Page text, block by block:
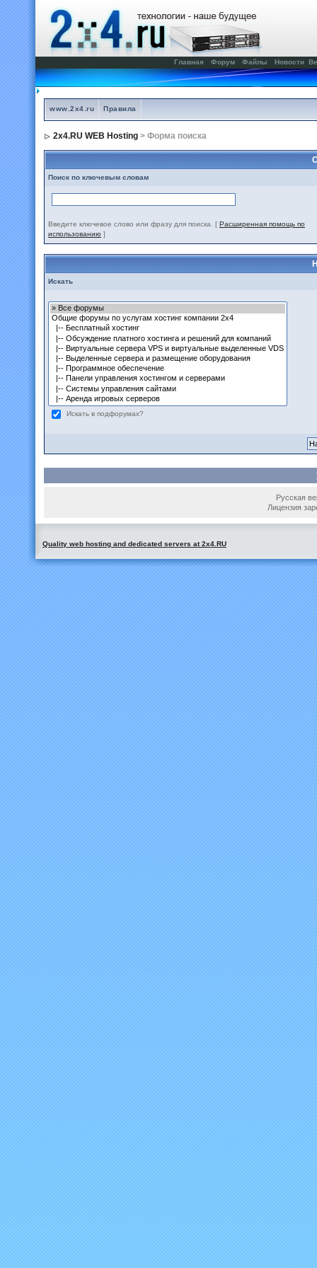
Главная Форум Файлы Новости
www.2x4.ru Правила
2x4.RU WEB Hosting > Форма поиска
Поиск по ключевым словам
Введите ключевое слово или фразу для поиска. [ Расширенная помощь по
использованию ]
Искать
Искать в подфорумах?
Русская
Лицензия
Quality web hosting and dedicated servers at 2x4.RU